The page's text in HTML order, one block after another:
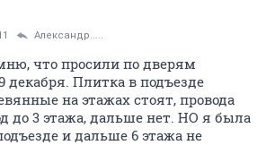
Александр.....
что просили по дверям
декабря. Плитка в подъезде
на этажах стоят, провода
до 3 этажа, дальше нет. НО я была
и дальше 6 этажа не